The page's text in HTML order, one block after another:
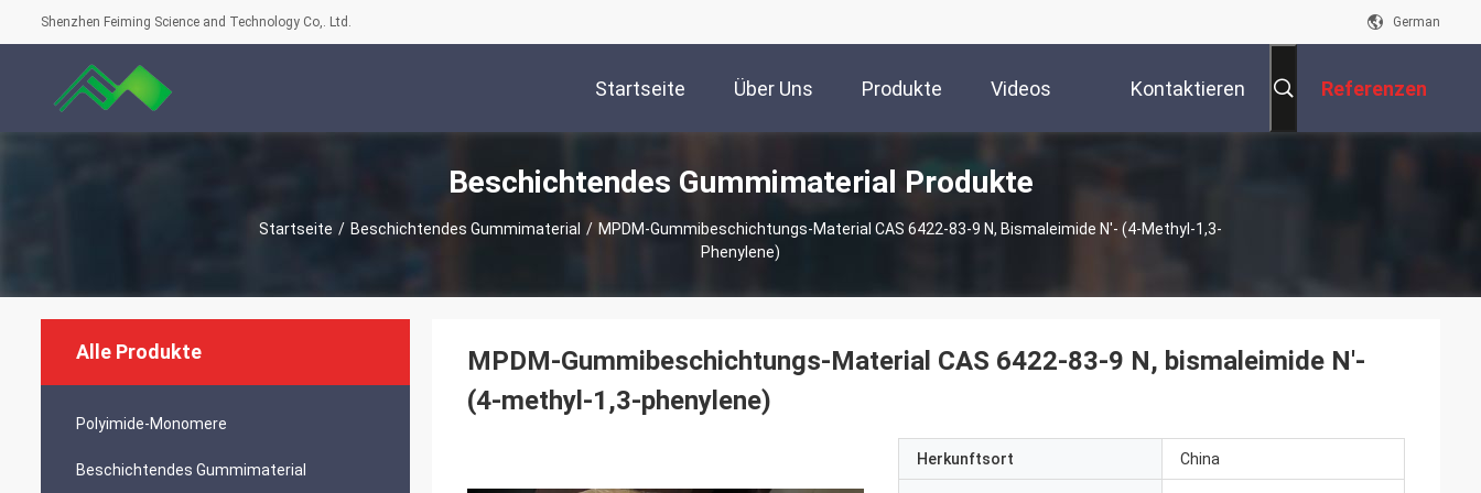
Shenzhen Feiming Science and Technology Co,. Ltd. German
Startseite Über Uns Produkte Videos Kontaktieren Referenzen
Beschichtendes Gummimaterial Produkte
Startseite / Beschichtendes Gummimaterial / MPDM-Gummibeschichtungs-Material CAS 6422-83-9 N, Bismaleimide N'- (4-Methyl-1,3-
Phenylene)
Alle Produkte
Polyimide-Monomere
Beschichtendes Gummimaterial
MPDM-Gummibeschichtungs-Material CAS 6422-83-9 N, bismaleimide N'-
(4-methyl-1,3-phenylene)
Herkunftsort China